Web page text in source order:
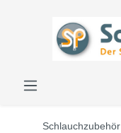
Schlauchzubehör